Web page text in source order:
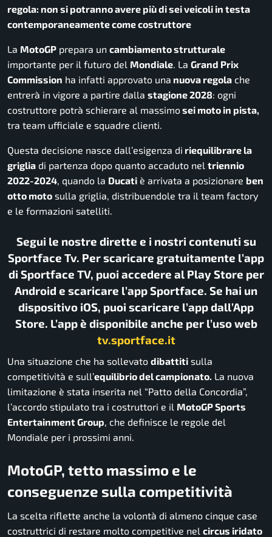
regola: non si potranno avere più di sei veicoli in testa
contemporaneamente come costruttore
La MotoGP prepara un cambiamento strutturale
importante per il futuro del Mondiale. La Grand Prix
Commission ha infatti approvato una nuova regola che
entrerà in vigore a partire dalla stagione 2028: ogni
costruttore potrà schierare al massimosei moto in pista,
tra team ufficiale e squadre clienti.
Questa decisione nasce dall’esigenza di riequilibrare la
griglia di partenza dopo quanto accaduto nel triennio
2022-2024, quando la Ducati è arrivata a posizionare ben
otto moto sulla griglia, distribuendole tra il team factory
e le formazioni satelliti.
Segui le nostre dirette e i nostri contenuti su
Sportface Tv. Per scaricare gratuitamente l’app
di Sportface TV, puoi accedere al Play Store per
Android e scaricare l’app Sportface. Se hai un
dispositivo iOS, puoi scaricare l’app dall’App
Store. L’app è disponibile anche per l’uso web
tv.sportface.it
Una situazione che ha sollevato dibattiti sulla
competitività e sull’equilibrio del campionato. La nuova
limitazione è stata inserita nel “Patto della Concordia”,
l’accordo stipulato tra i costruttori e il MotoGP Sports
Entertainment Group, che definisce le regole del
Mondiale per i prossimi anni.
MotoGP, tetto massimo e le
conseguenze sulla competitività
La scelta riflette anche la volontà di almeno cinque case
costruttrici di restare molto competitive nel circus iridato